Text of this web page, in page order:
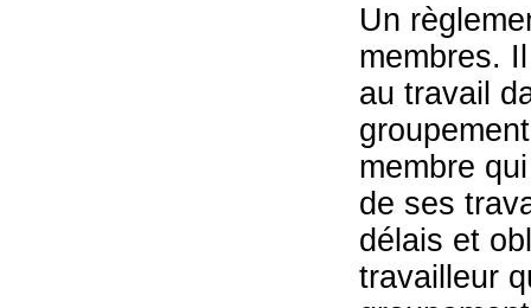
Un
membres.
au travail
membre
de ses
délais et
travailleur